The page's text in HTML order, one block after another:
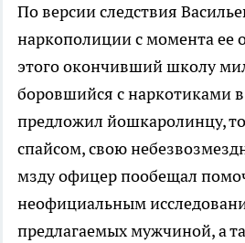
По версии следствия
наркополиции с момента ее
этого окончивший школу
боровшийся с наркотиками
предложил йошкаролинцу,
спайсом, свою
мзду офицер пообещал
неофициальным
предлагаемых мужчиной, а